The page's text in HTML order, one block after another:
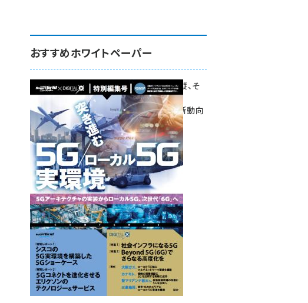
おすすめホワイトペーパー
環境対策、建機の遠隔操縦、そ
して医療。
次世代通信規格「5G」最新動向
をこの1冊で学ぶ
SmartGrid ニューズレター ×
DIGITAL X 特別編集号 2022
Summer